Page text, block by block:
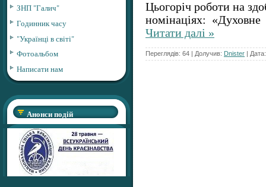
ЗНП "Галич"
Годинник часу
"Українці в світі"
Фотоальбом
Написати нам
Анонси подій
Цьогоріч роботи на
номінаціях:
Читати далі »
Переглядів: 64 | Долучив: Dnister |